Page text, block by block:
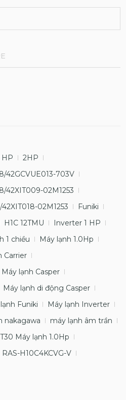
HP
2HP
42GCVUE013-703V
42XIT009-02M1253
02M1253
Funiki
H1C 12TMU
Inverter 1 HP
1 chiều
Máy lạnh 1.0Hp
Carrier
Máy lạnh Casper
Máy lạnh di động Casper
Funiki
Máy lạnh Inverter
nakagawa
máy lạnh âm trần
Máy lạnh 1.0Hp
RAS-H10C4KCVG-V